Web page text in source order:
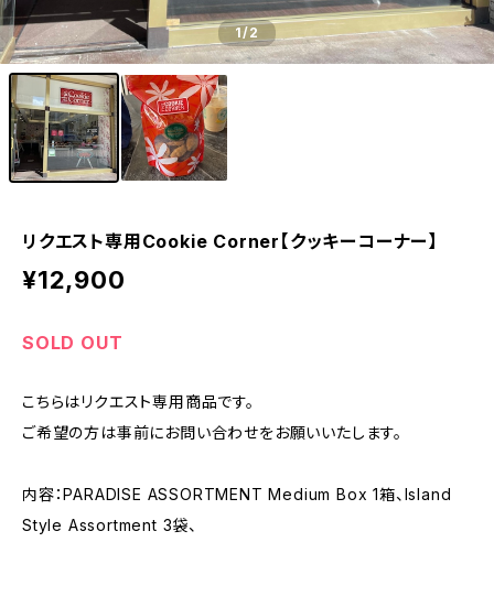
1/2
リクエスト専用Cookie Corner【クッキーコーナー】
¥12,900
SOLD OUT
こちらはリクエスト専用商品です。
ご希望の方は事前にお問い合わせをお願いいたします。
内容：PARADISE ASSORTMENT Medium Box 1箱、Island
Style Assortment 3袋、